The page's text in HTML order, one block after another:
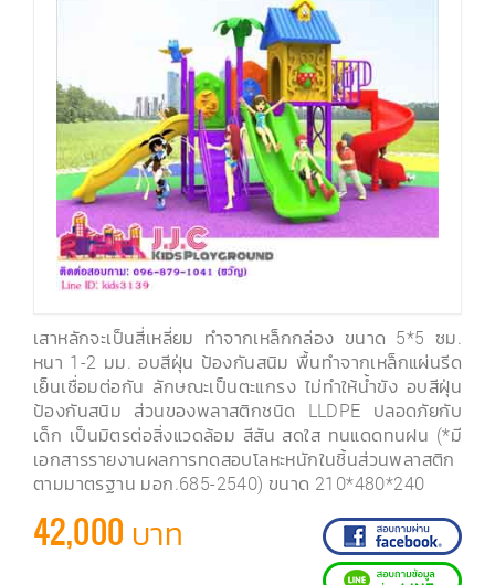
เสาหลักจะเป็นสี่เหลี่ยม ทำจากเหล็กกล่อง ขนาด 5*5 ซม.
หนา 1-2 มม. อบสีฝุ่น ป้องกันสนิม พื้นทำจากเหล็กแผ่นรีด
เย็นเชื่อมต่อกัน ลักษณะเป็นตะแกรง ไม่ทำให้น้ำขัง อบสีฝุ่น
ป้องกันสนิม ส่วนของพลาสติกชนิด LLDPE ปลอดภัยกับ
เด็ก เป็นมิตรต่อสิ่งแวดล้อม สีสัน สดใส ทนแดดทนฝน (*มี
เอกสารรายงานผลการทดสอบโลหะหนักในชิ้นส่วนพลาสติก
ตามมาตรฐาน มอก.685-2540) ขนาด 210*480*240
42,000 บาท